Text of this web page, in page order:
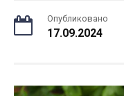
Опубликовано
17.09.2024